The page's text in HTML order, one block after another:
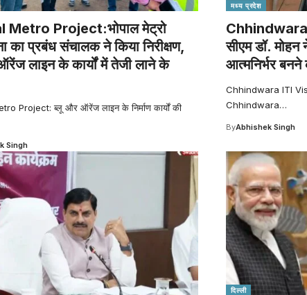
Metro Project:भोपाल मेट्रो
का प्रबंध संचालक ने किया निरीक्षण,
लाइन के कार्यों में तेजी लाने के
Project: ब्लू और ऑरेंज लाइन के निर्माण कार्यों की
Singh
मध्य प्रदेश
Chhindwara
सीएम डॉ. मोहन
आत्मनिर्भर
Chhindwara ITI Visit
Chhindwara…
ByAbhishek Singh
दिल्ली